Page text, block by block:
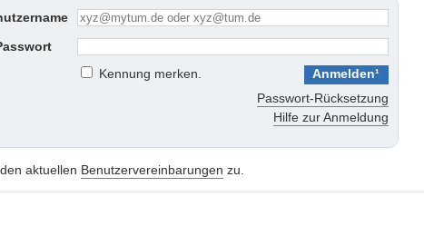
Kennung merken.
Passwort-Rücksetzung
Hilfe zur Anmeldung
aktuellen Benutzervereinbarungen zu.